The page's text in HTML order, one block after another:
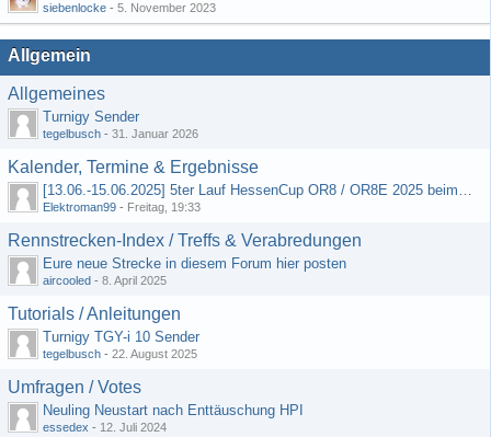
siebenlocke - 5. November 2023
Allgemein
Allgemeines
Turnigy Sender
tegelbusch - 31. Januar 2026
Kalender, Termine & Ergebnisse
[13.06.-15.06.2025] 5ter Lauf HessenCup OR8 / OR8E 2025 beim MSC Ober-Mörlen e.V.
Elektroman99 - Freitag, 19:33
Rennstrecken-Index / Treffs & Verabredungen
Eure neue Strecke in diesem Forum hier posten
aircooled - 8. April 2025
Tutorials / Anleitungen
Turnigy TGY-i 10 Sender
tegelbusch - 22. August 2025
Umfragen / Votes
Neuling Neustart nach Enttäuschung HPI
essedex - 12. Juli 2024